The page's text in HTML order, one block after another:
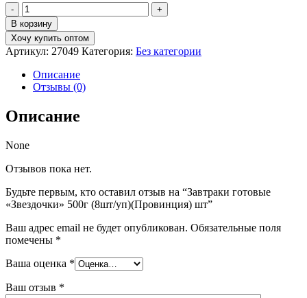
Количество
товара
Завтраки
готовые
"Звездочки"
500г
(8шт/
уп)
шт
В корзину
Хочу купить оптом
Артикул: 27049 Категория: Без категории
Описание
Отзывы (0)
Описание
None
Отзывов пока нет.
Будьте первым, кто оставил отзыв на “Завтраки готовые
«Звездочки» 500г (8шт/уп)(Провинция) шт”
Ваш адрес email не будет опубликован. Обязательные поля
помечены *
Ваша оценка *
Ваш отзыв *